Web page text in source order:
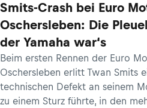
Smits-Crash bei Euro
Oschersleben: Die
der Yamaha war‘s
Beim ersten Rennen der Euro
Oschersleben erlitt Twan Smits
technischen Defekt an seinem
zu einem Sturz führte, in den